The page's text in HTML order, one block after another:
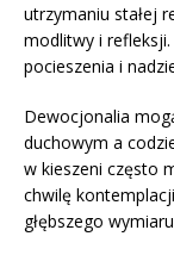
utrzymaniu stałej
modlitwy i
pocieszenia i
Dewocjonalia
duchowym a
w kieszeni często
chwilę
głębszego